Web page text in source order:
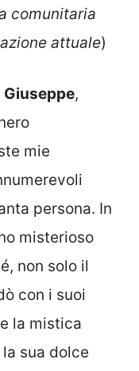
comunitaria
attuale)
Giuseppe,
mie
persona. In
misterioso
non solo il
con i suoi
la mistica
sua dolce